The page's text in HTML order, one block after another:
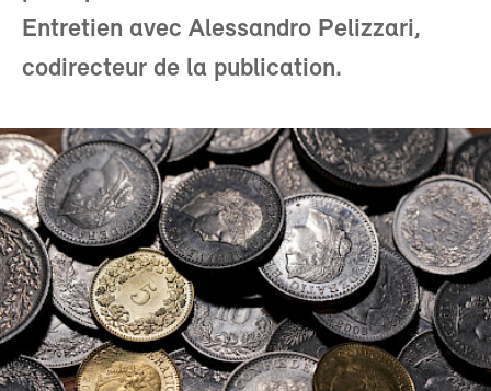
Entretien avec Alessandro Pelizzari,
codirecteur de la publication.